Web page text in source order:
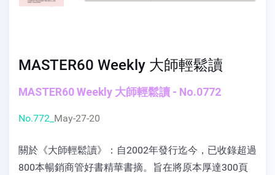
MASTER60 Weekly 大師輕鬆讀
MASTER60 Weekly 大師輕鬆讀 - No.0772
No.772_ May-27-20
關於《大師輕鬆讀》：自2002年發行迄今，已收錄超過
800本暢銷商管好書精華書摘。旨在將原本厚達300頁